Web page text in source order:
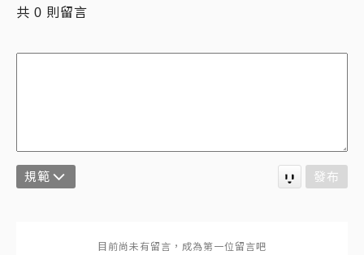
共 0 則留言
規範 發布